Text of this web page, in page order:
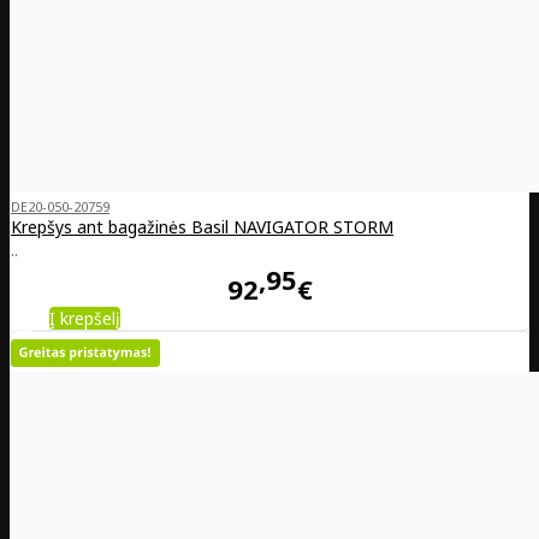
DE20-050-20759
Krepšys ant bagažinės Basil NAVIGATOR STORM
..
92 95€
Į krepšelį